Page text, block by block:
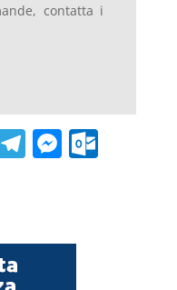
contatta i
T M O